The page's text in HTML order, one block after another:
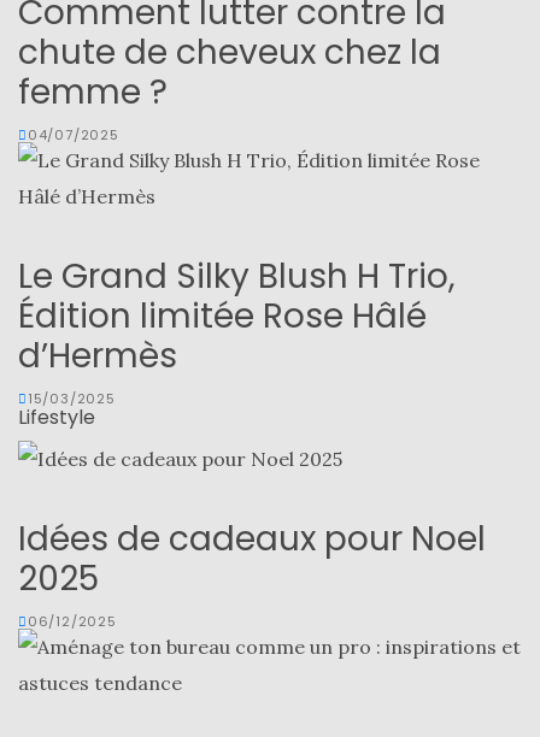
Comment lutter contre la
chute de cheveux chez la
femme ?
04/07/2025
Le Grand Silky Blush H Trio,
Édition limitée Rose Hâlé
d’Hermès
15/03/2025
Lifestyle
Idées de cadeaux pour Noel
2025
06/12/2025